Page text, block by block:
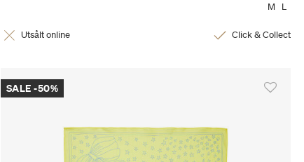
M L
Utsålt online Click & Collect
SALE -50%